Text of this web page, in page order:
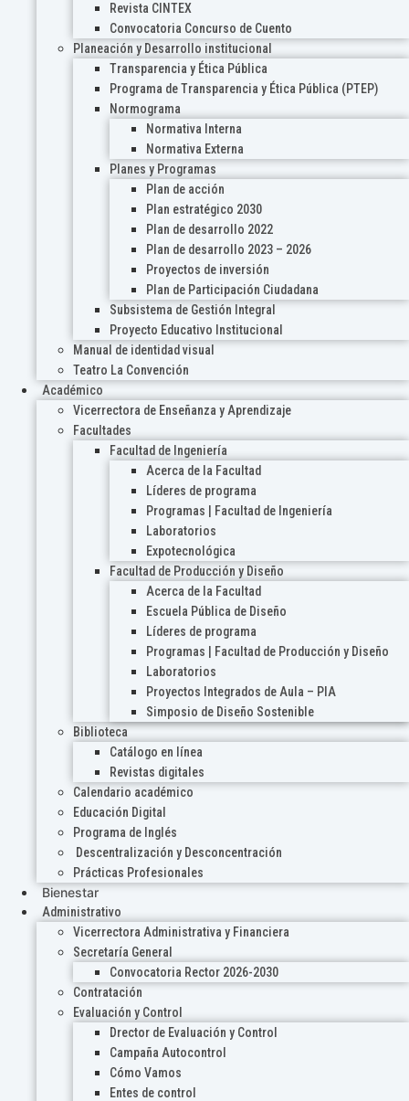
Revista CINTEX
Convocatoria Concurso de Cuento
Planeación y Desarrollo institucional
Transparencia y Ética Pública
Programa de Transparencia y Ética Pública (PTEP)
Normograma
Normativa Interna
Normativa Externa
Planes y Programas
Plan de acción
Plan estratégico 2030
Plan de desarrollo 2022
Plan de desarrollo 2023 – 2026
Proyectos de inversión
Plan de Participación Ciudadana
Subsistema de Gestión Integral
Proyecto Educativo Institucional
Manual de identidad visual
Teatro La Convención
Académico
Vicerrectora de Enseñanza y Aprendizaje
Facultades
Facultad de Ingeniería
Acerca de la Facultad
Líderes de programa
Programas | Facultad de Ingeniería
Laboratorios
Expotecnológica
Facultad de Producción y Diseño
Acerca de la Facultad
Escuela Pública de Diseño
Líderes de programa
Programas | Facultad de Producción y Diseño
Laboratorios
Proyectos Integrados de Aula – PIA
Simposio de Diseño Sostenible
Biblioteca
Catálogo en línea
Revistas digitales
Calendario académico
Educación Digital
Programa de Inglés
Descentralización y Desconcentración
Prácticas Profesionales
Bienestar
Administrativo
Vicerrectora Administrativa y Financiera
Secretaría General
Convocatoria Rector 2026-2030
Contratación
Evaluación y Control
Drector de Evaluación y Control
Campaña Autocontrol
Cómo Vamos
Entes de control